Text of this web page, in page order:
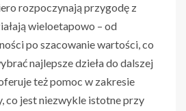
rozpoczynają przygodę z
wieloetapowo – od
po szacowanie wartości, co
najlepsze dzieła do dalszej
też pomoc w zakresie
co jest niezwykle istotne przy